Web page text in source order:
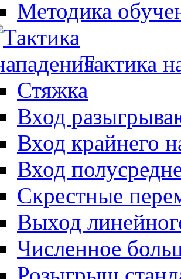
Методика
Тактика
Стяжка
Вход
Вход крайнего
Вход
Скрестные
Выход
Численное